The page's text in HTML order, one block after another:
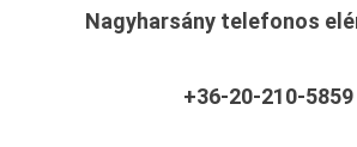
Nagyharsány telefonos
+36-20-210-5859